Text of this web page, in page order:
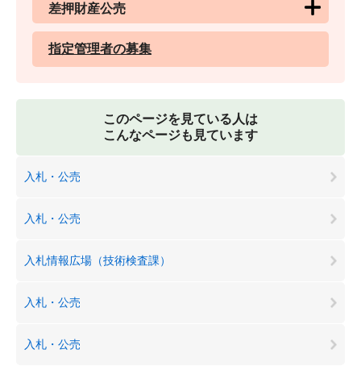
差押財産公売
指定管理者の募集
このページを見ている人は
こんなページも見ています
入札・公売
入札・公売
入札情報広場（技術検査課）
入札・公売
入札・公売